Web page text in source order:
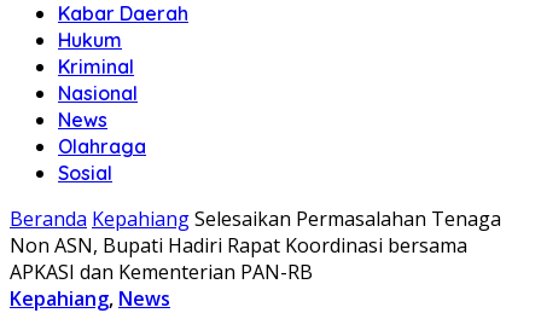
Kabar Daerah
Hukum
Kriminal
Nasional
News
Olahraga
Sosial
Beranda KepahiangSelesaikan Permasalahan Tenaga
Non ASN, Bupati Hadiri Rapat Koordinasi bersama
APKASI dan Kementerian PAN-RB
Kepahiang, News